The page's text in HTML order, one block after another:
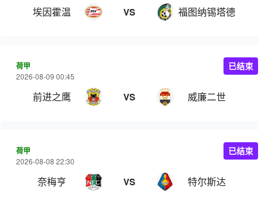
埃因霍温 VS 福图纳锡塔德
荷甲
2026-08-09 00:45
前进之鹰 VS 威廉二世
已结束
荷甲
2026-08-08 22:30
奈梅亨 VS 特尔斯达
已结束